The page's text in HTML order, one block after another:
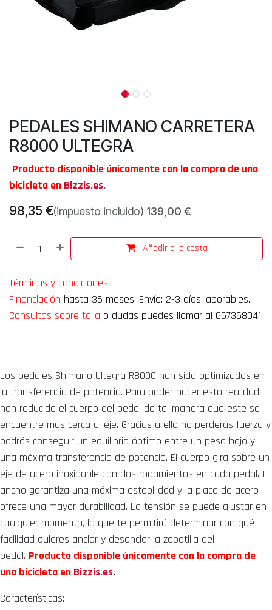
PEDALES SHIMANO CARRETERA
R8000 ULTEGRA
Producto disponible únicamente con la compra de una
bicicleta en Bizzis.es.
98,35 €(impuesto incluido) 139,00€
Añadir a la cesta
Términos y condiciones
Financiación hasta 36 meses. Envío: 2-3 días laborables.
Consultas sobre talla o dudas puedes llamar al 657358041
Los pedales Shimano Ultegra R8000 han sido optimizados en
la transferencia de potencia. Para poder hacer esto realidad,
han reducido el cuerpo del pedal de tal manera que este se
encuentre más cerca al eje. Gracias a ello no perderás fuerza y
podrás conseguir un equilibrio óptimo entre un peso bajo y
una máxima transferencia de potencia. El cuerpo gira sobre un
eje de acero inoxidable con dos rodamientos en cada pedal. El
ancho garantiza una máxima estabilidad y la placa de acero
ofrece una mayor durabilidad. La tensión se puede ajustar en
cualquier momento, lo que te permitirá determinar con qué
facilidad quieres anclar y desanclar la zapatilla del
pedal. Producto disponible únicamente con la compra de
una bicicleta en Bizzis.es.
Características: